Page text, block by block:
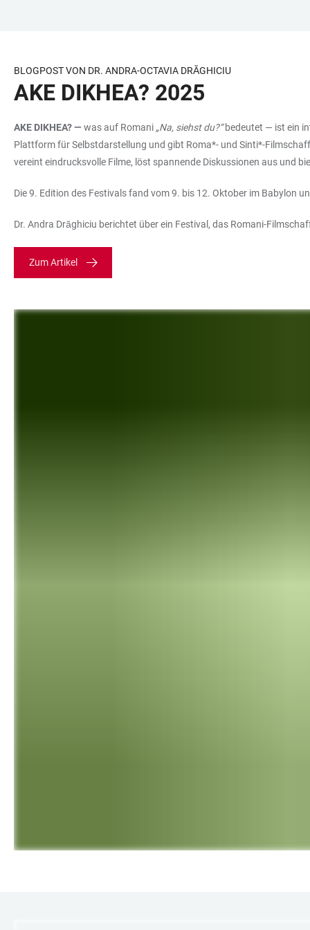
BARRIEREFREIHEIT
BLOGPOST VON DR. ANDRA-OCTAVIA DRĂGHICIU
AKE DIKHEA? 2025
AKE DIKHEA? —was auf Romani „Na, siehst du?“bedeutet — ist ein
Plattform für Selbstdarstellung und gibt Roma*- und Sinti*-
vereint eindrucksvolle Filme, löst spannende Diskussionen aus und
Die 9. Edition des Festivals fand vom 9. bis 12. Oktober im Babylon
Dr. Andra Drăghiciu berichtet über ein Festival, das Romani-
Zum Artikel